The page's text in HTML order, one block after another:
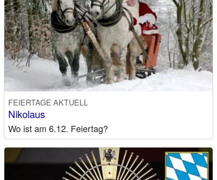
FEIERTAGE AKTUELL
Nikolaus
Wo ist am 6.12. Feiertag?